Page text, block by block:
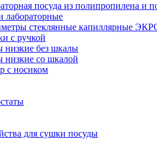
посуда из полипропилена и
лабораторные
стеклянные капиллярные
с ручкой
низкие без шкалы
низкие со шкалой
с носиком
для сушки посуды